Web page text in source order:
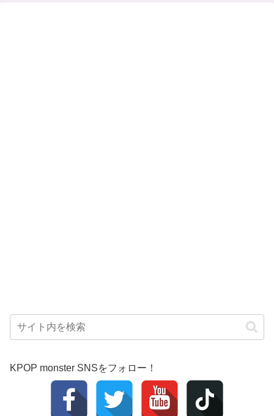
KPOP monster SNSをフォロー！